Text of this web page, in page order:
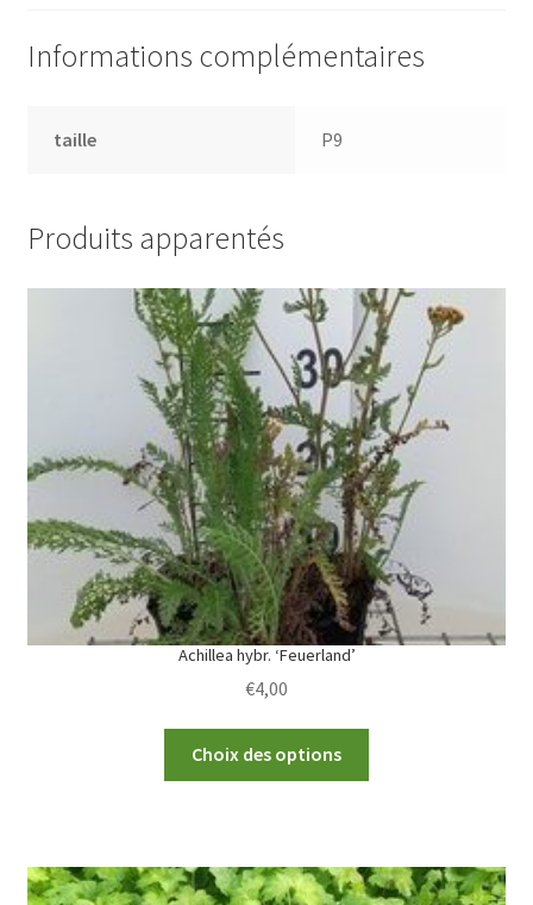
Informations complémentaires
taille P9
Produits apparentés
Achillea hybr. ‘Feuerland’
€4,00
Choix des options
The